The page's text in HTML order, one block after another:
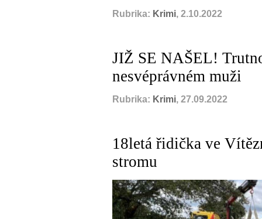
Rubrika: Krimi, 2.10.2022
JIŽ SE NAŠEL!
nesvéprávném muži
Rubrika: Krimi, 27.09.2022
18letá řidička ve
stromu